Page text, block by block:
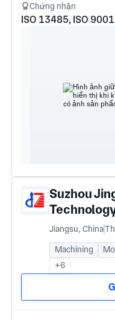
Chứng nhận
ISO 13485, ISO 9001
Suzhou
Jiangsu, China
Machining
+6